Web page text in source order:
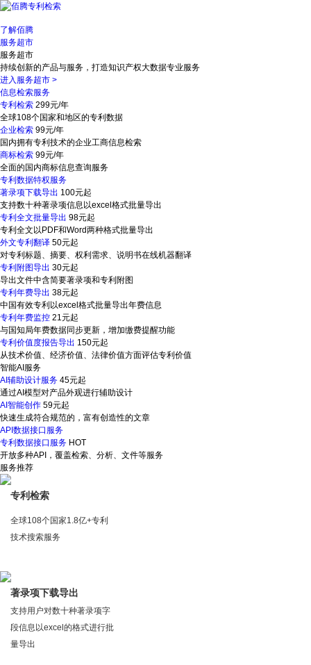
了解佰腾
服务超市
服务超市
持续创新的产品与服务，打造知识产权大数据专业服务
进入服务超市 >
信息检索服务
专利检索 299元/年
全球108个国家和地区的专利数据
企业检索 99元/年
国内拥有专利技术的企业工商信息检索
商标检索 99元/年
全面的国内商标信息查询服务
专利数据特权服务
著录项下载导出 100元起
支持数十种著录项信息以excel格式批量导出
专利全文批量导出 98元起
专利全文以PDF和Word两种格式批量导出
外文专利翻译 50元起
对专利标题、摘要、权利需求、说明书在线机器翻译
专利附图导出 30元起
导出文件中含简要著录项和专利附图
专利年费导出 38元起
中国有效专利以excel格式批量导出年费信息
专利年费监控 21元起
与国知局年费数据同步更新，增加缴费提醒功能
专利价值度报告导出 150元起
从技术价值、经济价值、法律价值方面评估专利价值
智能AI服务
AI辅助设计服务 45元起
通过AI模型对产品外观进行辅助设计
AI智能创作 59元起
快速生成符合规范的，富有创造性的文章
API数据接口服务
专利数据接口服务 HOT
开放多种API，覆盖检索、分析、文件等服务
服务推荐
专利检索
全球108个国家1.8亿+专利
技术搜索服务
著录项下载导出
支持用户对数十种著录项字
段信息以excel的格式进行批
量导出